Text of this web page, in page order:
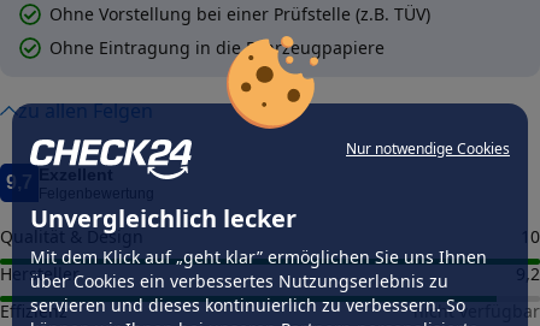
Nur notwendige Cookies
Unvergleichlich lecker
Mit dem Klick auf „geht klar” ermöglichen Sie uns Ihnen
über Cookies ein verbessertes Nutzungserlebnis zu
servieren und dieses kontinuierlich zu verbessern. So
Ohne Vorstellung bei einer Prüfstelle (z.B. TÜV)
Ohne Eintragung in die Fahrzeugpapiere
zu allen Felgen
9,7
Qualität & Design
10
Hersteller
9,2
Effizienz
nicht verfügbar